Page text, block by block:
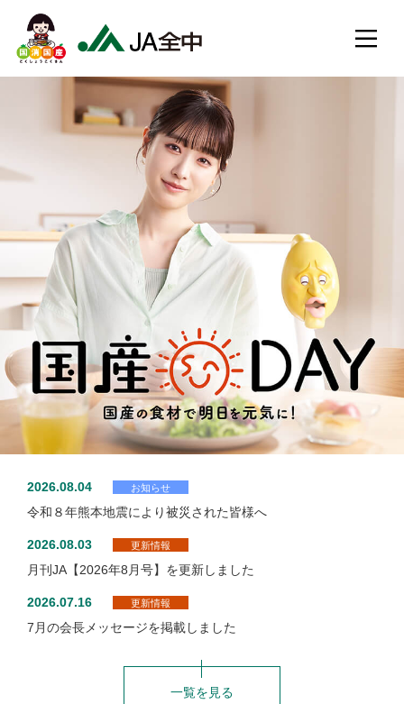
会長メッセージ
JA全中とは
JA全中の事業
出版物
所在地
採用情報
個人情報保護
サイトご利用に
2026.08.04 お知らせ
令和８年熊本地震により被災された皆様へ
2026.08.03 更新情報
月刊JA【2026年8月号】を更新しました
2026.07.16 更新情報
7月の会長メッセージを掲載しました
一覧を見る